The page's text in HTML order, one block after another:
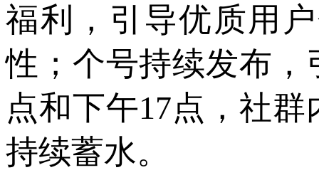
福利，引导优质用
性；个号持续发布，
点和下午17点，社
持续蓄水。